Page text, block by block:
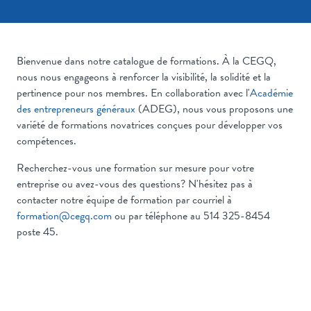
Bienvenue dans notre catalogue de formations. À la CEGQ,
nous nous engageons à renforcer la visibilité, la solidité et la
pertinence pour nos membres. En collaboration avec l'Académie
des entrepreneurs généraux (ADEG), nous vous proposons une
variété de formations novatrices conçues pour développer vos
compétences.
Recherchez-vous une formation sur mesure pour votre
entreprise ou avez-vous des questions? N'hésitez pas à
contacter notre équipe de formation par courriel à
formation@cegq.comou par téléphone au 514 325-8454
poste 45.